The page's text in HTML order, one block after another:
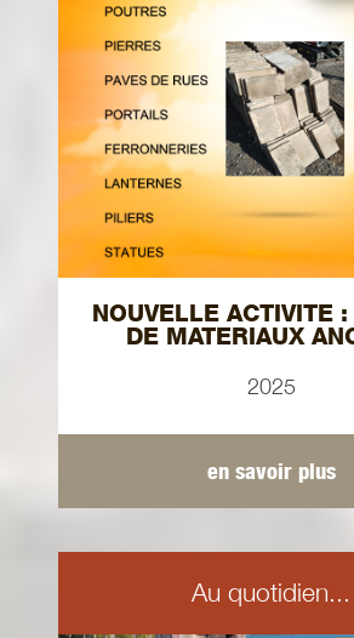
NOUVELLE ACTIVITE :
DE MATERIAUX
2025
en savoir plus
Au quotidien...